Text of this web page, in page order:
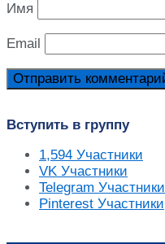
Имя
Email
Вступить в группу
1,594 Участники
VK Участники
Telegram Участники
Pinterest Участники